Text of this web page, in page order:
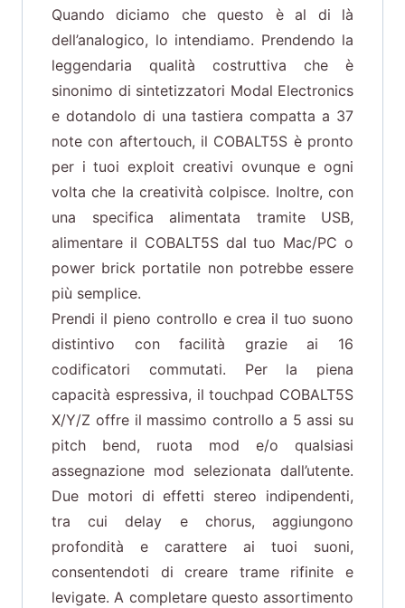
Quando diciamo che questo è al di là
dell’analogico, lo intendiamo. Prendendo la
leggendaria qualità costruttiva che è
sinonimo di sintetizzatori Modal Electronics
e dotandolo di una tastiera compatta a 37
note con aftertouch, il COBALT5S è pronto
per i tuoi exploit creativi ovunque e ogni
volta che la creatività colpisce. Inoltre, con
una specifica alimentata tramite USB,
alimentare il COBALT5S dal tuo Mac/PC o
power brick portatile non potrebbe essere
più semplice.
Prendi il pieno controllo e crea il tuo suono
distintivo con facilità grazie ai 16
codificatori commutati. Per la piena
capacità espressiva, il touchpad COBALT5S
X/Y/Z offre il massimo controllo a 5 assi su
pitch bend, ruota mod e/o qualsiasi
assegnazione mod selezionata dall’utente.
Due motori di effetti stereo indipendenti,
tra cui delay e chorus, aggiungono
profondità e carattere ai tuoi suoni,
consentendoti di creare trame rifinite e
levigate. A completare questo assortimento